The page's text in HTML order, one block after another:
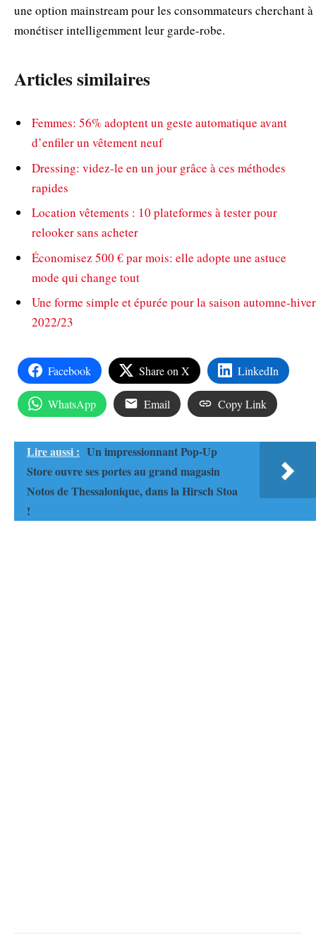
une option mainstream pour les consommateurs cherchant à
monétiser intelligemment leur garde-robe.
Articles similaires
Femmes: 56% adoptent un geste automatique avant
d’enfiler un vêtement neuf
Dressing: videz-le en un jour grâce à ces méthodes
rapides
Location vêtements : 10 plateformes à tester pour
relooker sans acheter
Économisez 500 € par mois: elle adopte une astuce
mode qui change tout
Une forme simple et épurée pour la saison automne-hiver
2022/23
Facebook Share on X LinkedIn
WhatsApp Email Copy Link
Lire aussi : Un impressionnant Pop-Up
Store ouvre ses portes au grand magasin
Notos de Thessalonique, dans la Hirsch Stoa
!